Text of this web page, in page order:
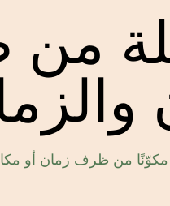
حروف
مكوّنًا من ظرف زمان أو